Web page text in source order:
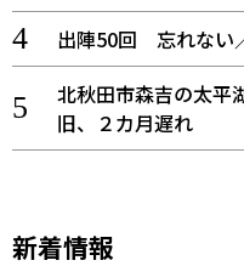
出陣50回 忘れない
北秋田市森吉の太
旧、２カ月遅れ
新着情報